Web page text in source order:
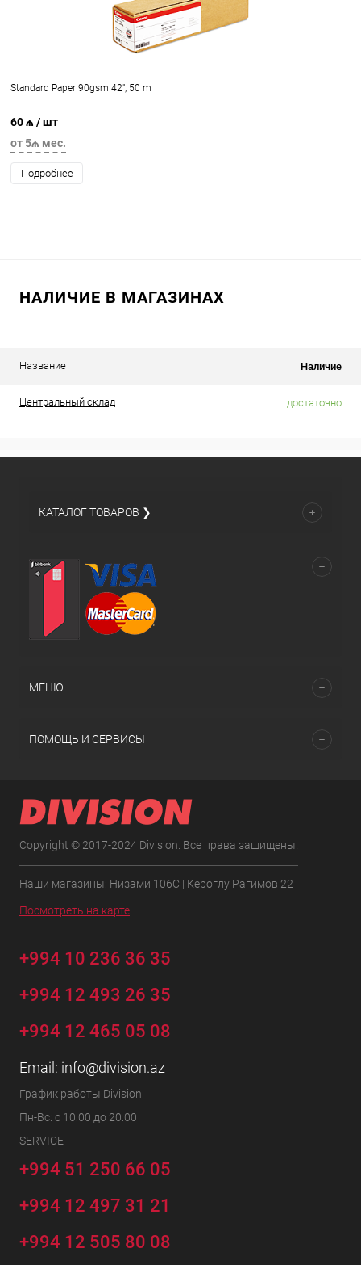
Standard Paper 90gsm 42", 50 m
60 ₼ / шт
от 5₼ мес.
Подробнее
НАЛИЧИЕ В МАГАЗИНАХ
Название Наличие
Центральный склад достаточно
КАТАЛОГ ТОВАРОВ ❯
МЕНЮ
ПОМОЩЬ И СЕРВИСЫ
Copyright © 2017-2024 Division. Все права защищены.
Наши магазины: Низами 106C | Кероглу Рагимов 22
Посмотреть на карте
+994 10 236 36 35
+994 12 493 26 35
+994 12 465 05 08
Email: info@division.az
График работы Division
Пн-Вс: с 10:00 до 20:00
SERVICE
+994 51 250 66 05
+994 12 497 31 21
+994 12 505 80 08